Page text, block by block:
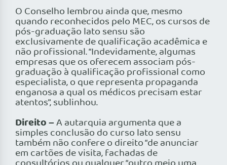
O Conselho lembrou ainda que, mesmo
quando reconhecidos pelo MEC, os cursos de
pós-graduação lato sensu são
exclusivamente de qualificação acadêmica e
não profissional. “Indevidamente, algumas
empresas que os oferecem associam pós-
graduação à qualificação profissional como
especialista, o que representa propaganda
enganosa a qual os médicos precisam estar
atentos”, sublinhou.
Direito –A autarquia argumenta que a
simples conclusão do curso lato sensu
também não confere o direito “de anunciar
em cartões de visita, fachadas de